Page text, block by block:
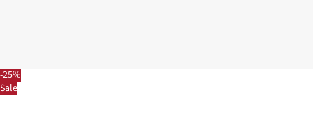
-25%
Sale